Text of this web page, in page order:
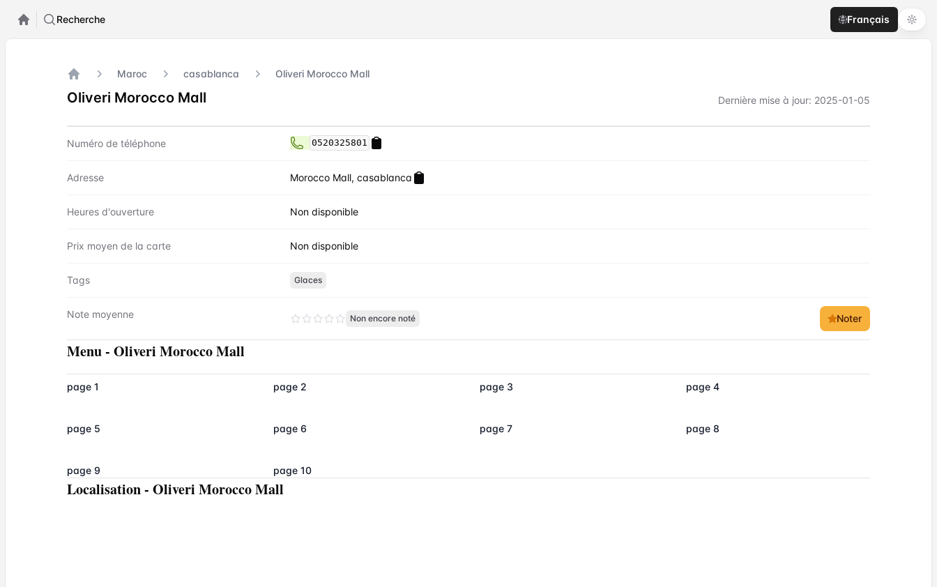
Recherche Français
Accueil
Maroc casablanca Oliveri Morocco Mall
Oliveri Morocco Mall Dernière mise à jour: 2025-01-05
Contact Oliveri Morocco Mall
Numéro de téléphone 0520325801
Adresse Morocco Mall, casablanca
Heures d'ouverture Non disponible
Prix moyen de la carte Non disponible
Tags Glaces
Note moyenne Non encore noté Noter
Menu- Oliveri Morocco Mall
page 1 page 2 page 3 page 4
page 5 page 6 page 7 page 8
page 9 page 10
Localisation- Oliveri Morocco Mall